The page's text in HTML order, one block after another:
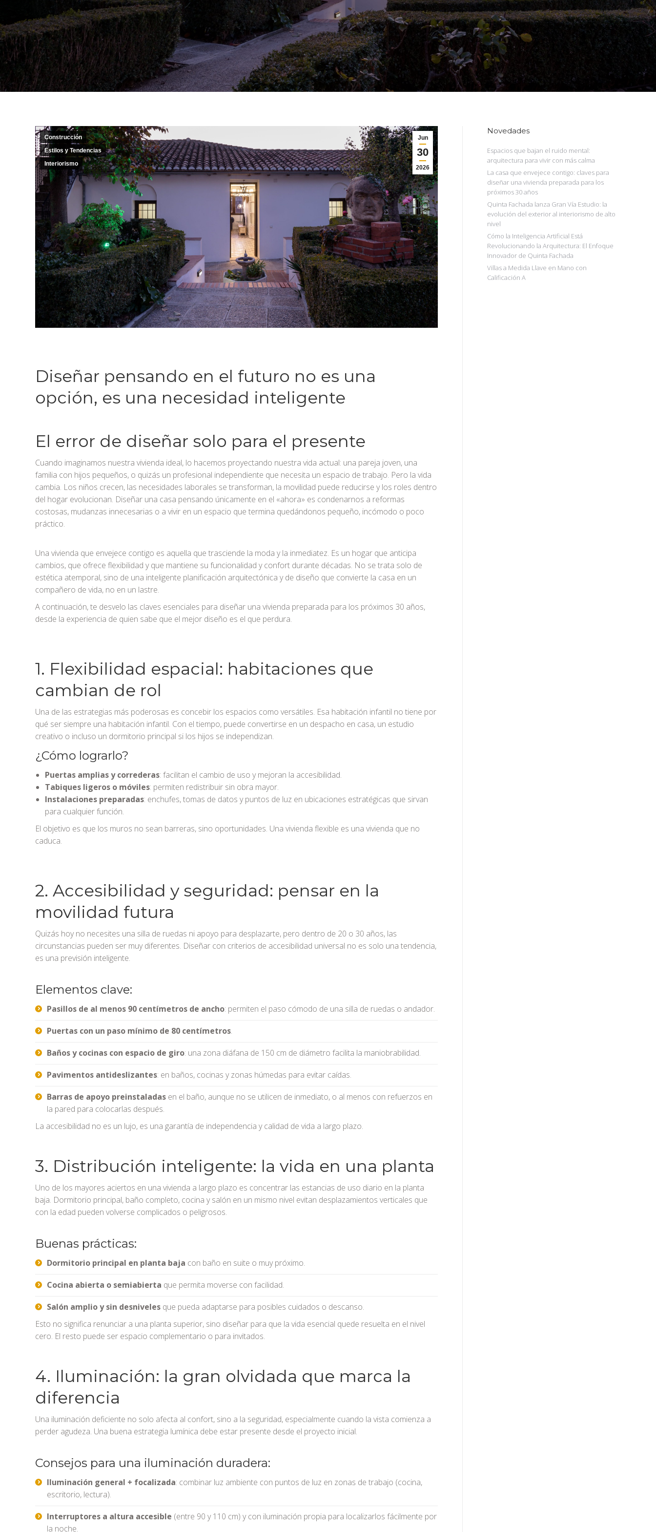
Jun
30
2026
Construcción
Estilos y Tendencias
Interiorismo
Diseñar pensando en el futuro no es una
opción, es una necesidad inteligente
El error de diseñar solo para el presente
Cuando imaginamos nuestra vivienda ideal, lo hacemos proyectando nuestra vida actual: una pareja joven, una
familia con hijos pequeños, o quizás un profesional independiente que necesita un espacio de trabajo. Pero la vida
cambia. Los niños crecen, las necesidades laborales se transforman, la movilidad puede reducirse y los roles dentro
del hogar evolucionan. Diseñar una casa pensando únicamente en el «ahora» es condenarnos a reformas
costosas, mudanzas innecesarias o a vivir en un espacio que termina quedándonos pequeño, incómodo o poco
práctico.
Una vivienda que envejece contigo es aquella que trasciende la moda y la inmediatez. Es un hogar que anticipa
cambios, que ofrece flexibilidad y que mantiene su funcionalidad y confort durante décadas. No se trata solo de
estética atemporal, sino de una inteligente planificación arquitectónica y de diseño que convierte la casa en un
compañero de vida, no en un lastre.
A continuación, te desvelo las claves esenciales para diseñar una vivienda preparada para los próximos 30 años,
desde la experiencia de quien sabe que el mejor diseño es el que perdura.
1. Flexibilidad espacial: habitaciones que
cambian de rol
Una de las estrategias más poderosas es concebir los espacios como versátiles. Esa habitación infantil no tiene por
qué ser siempre una habitación infantil. Con el tiempo, puede convertirse en un despacho en casa, un estudio
creativo o incluso un dormitorio principal si los hijos se independizan.
¿Cómo lograrlo?
Puertas amplias y correderas: facilitan el cambio de uso y mejoran la accesibilidad.
Tabiques ligeros o móviles: permiten redistribuir sin obra mayor.
Instalaciones preparadas: enchufes, tomas de datos y puntos de luz en ubicaciones estratégicas que sirvan
para cualquier función.
El objetivo es que los muros no sean barreras, sino oportunidades. Una vivienda flexible es una vivienda que no
caduca.
2. Accesibilidad y seguridad: pensar en la
movilidad futura
Quizás hoy no necesites una silla de ruedas ni apoyo para desplazarte, pero dentro de 20 o 30 años, las
circunstancias pueden ser muy diferentes. Diseñar con criterios de accesibilidad universal no es solo una tendencia,
es una previsión inteligente.
Elementos clave:
Pasillos de al menos 90 centímetros de ancho: permiten el paso cómodo de una silla de ruedas o andador.
Puertas con un paso mínimo de 80 centímetros.
Baños y cocinas con espacio de giro: una zona diáfana de 150 cm de diámetro facilita la maniobrabilidad.
Pavimentos antideslizantes: en baños, cocinas y zonas húmedas para evitar caídas.
Barras de apoyo preinstaladas en el baño, aunque no se utilicen de inmediato, o al menos con refuerzos en
la pared para colocarlas después.
La accesibilidad no es un lujo, es una garantía de independencia y calidad de vida a largo plazo.
3. Distribución inteligente: la vida en una planta
Uno de los mayores aciertos en una vivienda a largo plazo es concentrar las estancias de uso diario en la planta
baja. Dormitorio principal, baño completo, cocina y salón en un mismo nivel evitan desplazamientos verticales que
con la edad pueden volverse complicados o peligrosos.
Buenas prácticas:
Dormitorio principal en planta baja con baño en suite o muy próximo.
Cocina abierta o semiabierta que permita moverse con facilidad.
Salón amplio y sin desniveles que pueda adaptarse para posibles cuidados o descanso.
Esto no significa renunciar a una planta superior, sino diseñar para que la vida esencial quede resuelta en el nivel
cero. El resto puede ser espacio complementario o para invitados.
4. Iluminación: la gran olvidada que marca la
diferencia
Una iluminación deficiente no solo afecta al confort, sino a la seguridad, especialmente cuando la vista comienza a
perder agudeza. Una buena estrategia lumínica debe estar presente desde el proyecto inicial.
Consejos para una iluminación duradera:
Iluminación general + focalizada: combinar luz ambiente con puntos de luz en zonas de trabajo (cocina,
escritorio, lectura).
Interruptores a altura accesible (entre 90 y 110 cm) y con iluminación propia para localizarlos fácilmente por
la noche.
Novedades
Espacios que bajan el ruido mental:
arquitectura para vivir con más calma
La casa que envejece contigo: claves para
diseñar una vivienda preparada para los
próximos 30 años
Quinta Fachada lanza Gran Vía Estudio: la
evolución del exterior al interiorismo de alto
nivel
Cómo la Inteligencia Artificial Está
Revolucionando la Arquitectura: El Enfoque
Innovador de Quinta Fachada
Villas a Medida Llave en Mano con
Calificación A